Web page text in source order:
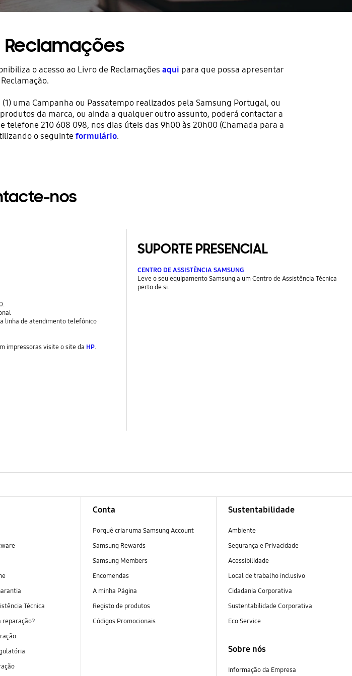
Reclamações
o acesso ao Livro de Reclamações aqui para que possa apresentar
uma Campanha ou Passatempo realizados pela Samsung Portugal, ou
da marca, ou ainda a qualquer outro assunto, poderá contactar a
210 608 098, nos dias úteis das 9h00 às 20h00 (Chamada para a
o seguinte formulário.
nos
linha de atendimento telefónico
impressoras visite o site da HP.
SUPORTE PRESENCIAL
CENTRO DE ASSISTÊNCIA SAMSUNG
Leve o seu equipamento Samsung a um Centro de Assistência Técnica
perto de si.
Técnica
reparação?
Conta
Porquê criar uma Samsung Account
Samsung Rewards
Samsung Members
Encomendas
A minha Página
Registo de produtos
Códigos Promocionais
Sustentabilidade
Ambiente
Segurança e Privacidade
Acessibilidade
Local de trabalho inclusivo
Cidadania Corporativa
Sustentabilidade Corporativa
Eco Service
Sobre nós
Informação da Empresa